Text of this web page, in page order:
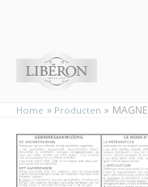
Home Producten